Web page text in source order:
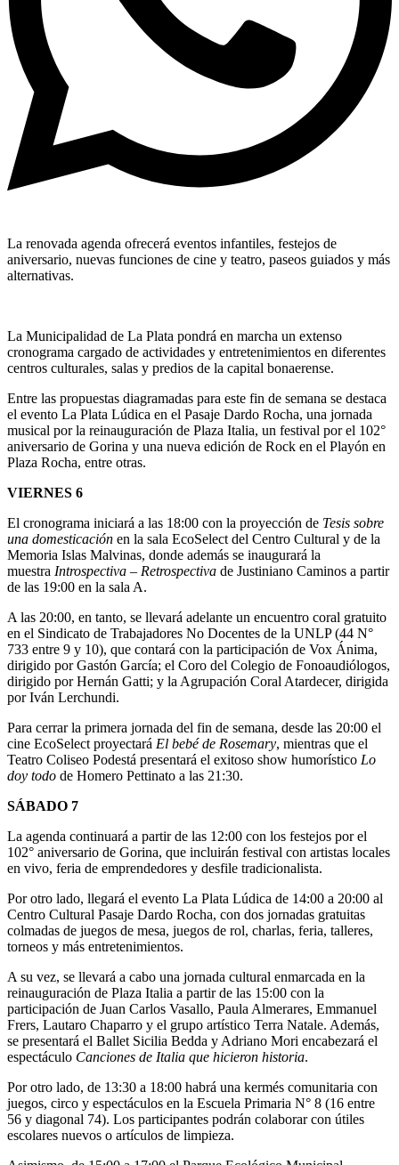
La renovada agenda ofrecerá eventos infantiles, festejos de
aniversario, nuevas funciones de cine y teatro, paseos guiados y más
alternativas.
La Municipalidad de La Plata pondrá en marcha un extenso
cronograma cargado de actividades y entretenimientos en diferentes
centros culturales, salas y predios de la capital bonaerense.
Entre las propuestas diagramadas para este fin de semana se destaca
el evento La Plata Lúdica en el Pasaje Dardo Rocha, una jornada
musical por la reinauguración de Plaza Italia, un festival por el 102°
aniversario de Gorina y una nueva edición de Rock en el Playón en
Plaza Rocha, entre otras.
VIERNES 6
El cronograma iniciará a las 18:00 con la proyección de Tesis sobre
una domesticación en la sala EcoSelect del Centro Cultural y de la
Memoria Islas Malvinas, donde además se inaugurará la
muestra Introspectiva – Retrospectiva de Justiniano Caminos a partir
de las 19:00 en la sala A.
A las 20:00, en tanto, se llevará adelante un encuentro coral gratuito
en el Sindicato de Trabajadores No Docentes de la UNLP (44 N°
733 entre 9 y 10), que contará con la participación de Vox Ánima,
dirigido por Gastón García; el Coro del Colegio de Fonoaudiólogos,
dirigido por Hernán Gatti; y la Agrupación Coral Atardecer, dirigida
por Iván Lerchundi.
Para cerrar la primera jornada del fin de semana, desde las 20:00 el
cine EcoSelect proyectará El bebé de Rosemary, mientras que el
Teatro Coliseo Podestá presentará el exitoso show humorístico Lo
doy todo de Homero Pettinato a las 21:30.
SÁBADO 7
La agenda continuará a partir de las 12:00 con los festejos por el
102° aniversario de Gorina, que incluirán festival con artistas locales
en vivo, feria de emprendedores y desfile tradicionalista.
Por otro lado, llegará el evento La Plata Lúdica de 14:00 a 20:00 al
Centro Cultural Pasaje Dardo Rocha, con dos jornadas gratuitas
colmadas de juegos de mesa, juegos de rol, charlas, feria, talleres,
torneos y más entretenimientos.
A su vez, se llevará a cabo una jornada cultural enmarcada en la
reinauguración de Plaza Italia a partir de las 15:00 con la
participación de Juan Carlos Vasallo, Paula Almerares, Emmanuel
Frers, Lautaro Chaparro y el grupo artístico Terra Natale. Además,
se presentará el Ballet Sicilia Bedda y Adriano Mori encabezará el
espectáculo Canciones de Italia que hicieron historia.
Por otro lado, de 13:30 a 18:00 habrá una kermés comunitaria con
juegos, circo y espectáculos en la Escuela Primaria N° 8 (16 entre
56 y diagonal 74). Los participantes podrán colaborar con útiles
escolares nuevos o artículos de limpieza.